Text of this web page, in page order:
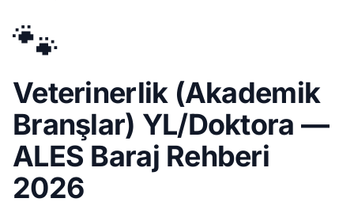
🐾
Veterinerlik (Akademik
Branşlar) YL/Doktora —
ALES Baraj Rehberi
2026